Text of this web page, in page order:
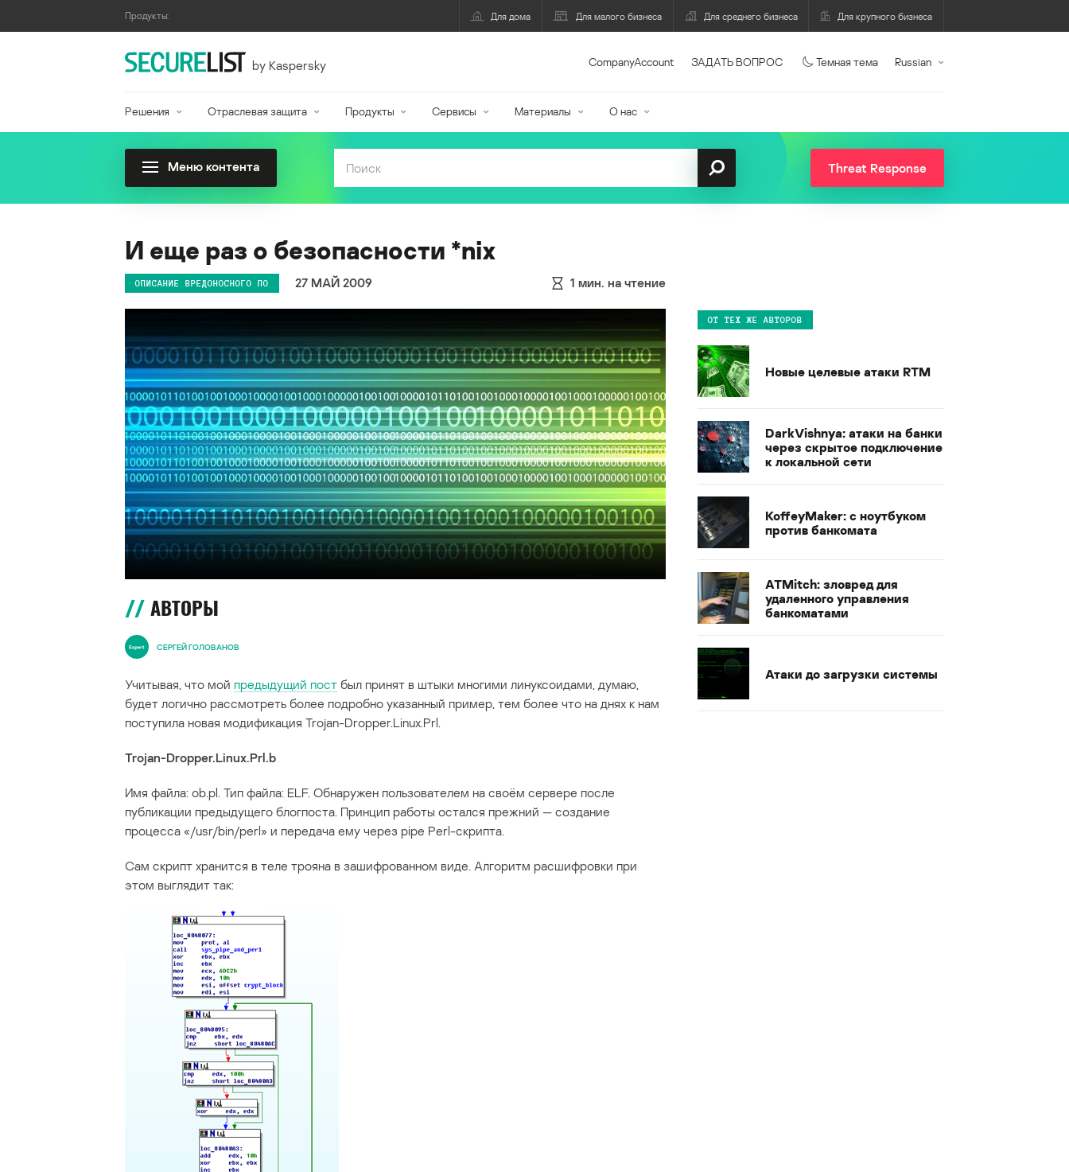
Продукты: Для дома Для малого бизнеса Для среднего бизнеса Для крупного бизнеса
by Kaspersky CompanyAccount ЗАДАТЬ ВОПРОС Темная тема Russian
Решения Отраслевая защита Продукты Сервисы Материалы О нас
Меню контента Threat Response
И еще раз о безопасности *nix
ОПИСАНИЕ ВРЕДОНОСНОГО ПО 27 МАЙ 2009 1 мин. на чтение
АВТОРЫ
СЕРГЕЙ ГОЛОВАНОВ
Учитывая, что мой предыдущий пост был принят в штыки многими линуксоидами, думаю,
будет логично рассмотреть более подробно указанный пример, тем более что на днях к нам
поступила новая модификация Trojan-Dropper.Linux.Prl.
Trojan-Dropper.Linux.Prl.b
Имя файла: ob.pl. Тип файла: ELF. Обнаружен пользователем на своём сервере после
публикации предыдущего блогпоста. Принцип работы остался прежний — создание
процесса «/usr/bin/perl» и передача ему через pipe Perl-скрипта.
Сам скрипт хранится в теле трояна в зашифрованном виде. Алгоритм расшифровки при
этом выглядит так:
ОТ ТЕХ ЖЕ АВТОРОВ
Новые целевые атаки RTM
DarkVishnya: атаки на банки
через скрытое подключение
к локальной сети
KoffeyMaker: с ноутбуком
против банкомата
ATMitch: зловред для
удаленного управления
банкоматами
Атаки до загрузки системы